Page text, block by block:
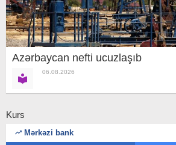
Azərbaycan nefti ucuzlaşıb
06.08.2026
Kurs
Mərkəzi bank